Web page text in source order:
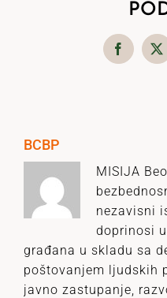
X
BCBP
MISIJA
nezavisni
doprinosi
građana u skladu sa
poštovanjem ljudskih
javno zastupanje,